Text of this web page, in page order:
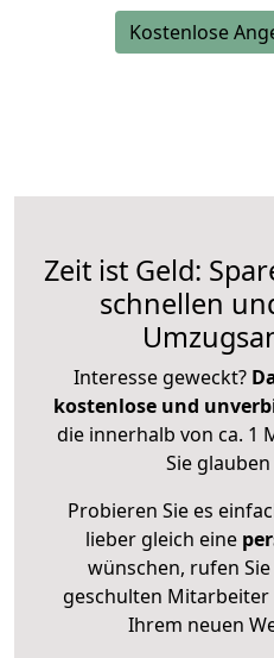
Kostenlose
Zeit ist Geld:
schnellen
Interesse geweckt?
kostenlose und
die innerhalb von ca. 1
Sie
Probieren Sie es
lieber gleich eine
wünschen, rufen
geschulten
Ihrem neuen